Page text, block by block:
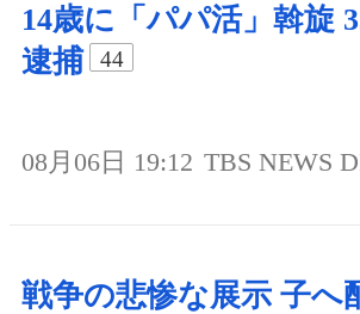
14歳に「パパ活」斡旋
逮捕
44
08月06日 19:12 TBS NEWS
戦争の悲惨な展示 子へ